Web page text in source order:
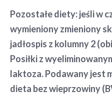
Pozostałe diety: jeśli w
wymieniony zmieniony
jadłospis z kolumny 2
Posiłki z
laktoza. Podawany jest
dieta bez wieprzowiny